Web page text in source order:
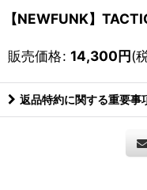
【NEWFUNK】
販売価格: 14,300円(
返品特約に関する重要事